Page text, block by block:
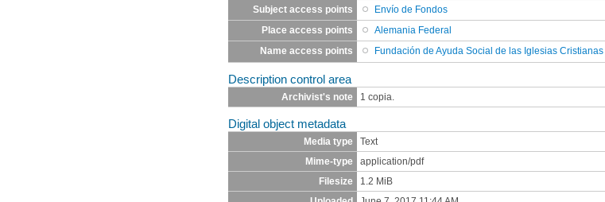
Subject access points
Envío de Fondos
Place access points
Alemania Federal
Name access points
Fundación de Ayuda Social de las Iglesias Cristianas
Description control area
Archivist's note 1 copia.
Digital object metadata
Media type
Text
Mime-type
application/pdf
Filesize
1.2 MiB